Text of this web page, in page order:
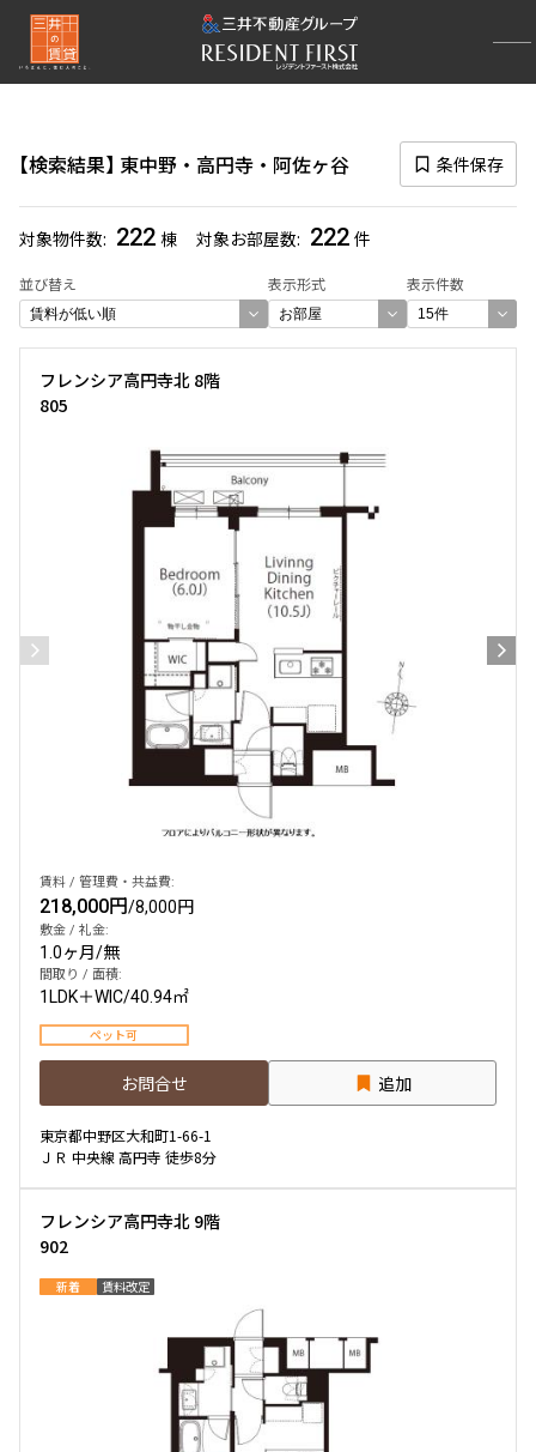
検索結果 東中野・高円寺・阿佐ヶ谷 条件保存
対象物件数 222 棟 対象お部屋数 222 件
並び替え 表示形式 表示件数
再検索ナビゲーション
選択中のエリア
東中野・高円寺・阿佐ヶ谷
(222)
選び方を変更する
222件
お部屋を再検索
検索結果の絞り込み
〜
管理費/共益費含む
フリーレント付き
間取り
4LDK〜
専有面積
〜
築年数
新築
3年以内
10年以内
20年以内
30年以内
フレンシア高円寺北 8階
805
賃料 / 管理費・共益費:
218,000円/8,000円
敷金 / 礼金:
1.0ヶ月/無
間取り / 面積:
1LDK＋WIC/40.94㎡
ペット可
お問合せ 追加
東京都中野区大和町1-66-1
ＪＲ 中央線 高円寺 徒歩8分
フレンシア高円寺北 9階
902
新着 賃料改定